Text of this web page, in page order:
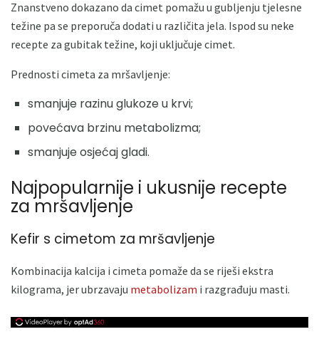
Znanstveno dokazano da cimet pomažu u gubljenju tjelesne
težine pa se preporuča dodati u različita jela. Ispod su neke
recepte za gubitak težine, koji uključuje cimet.
Prednosti cimeta za mršavljenje:
smanjuje razinu glukoze u krvi;
povećava brzinu metabolizma;
smanjuje osjećaj gladi.
Najpopularnije i ukusnije recepte
za mršavljenje
Kefir s cimetom za mršavljenje
Kombinacija kalcija i cimeta pomaže da se riješi ekstra
kilograma, jer ubrzavaju metabolizam i razgrađuju masti.